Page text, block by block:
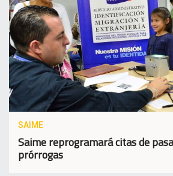
SAIME
Saime reprogramará citas de
prórrogas